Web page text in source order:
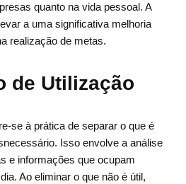
quanto na vida pessoal. A
a uma significativa melhoria
realização de metas.
de Utilização
se à prática de separar o que é
Isso envolve a análise
e informações que ocupam
Ao eliminar o que não é útil,